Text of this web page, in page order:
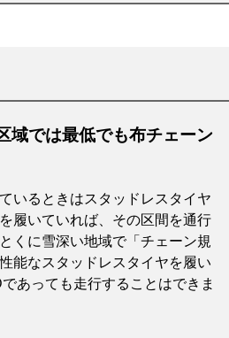
域では最低でも布チェーン
いるときはスタッドレスタイヤ
履いていれば、その区間を通行
くに雪深い地域で「チェーン規
能なスタッドレスタイヤを履い
あっても走行することはできま